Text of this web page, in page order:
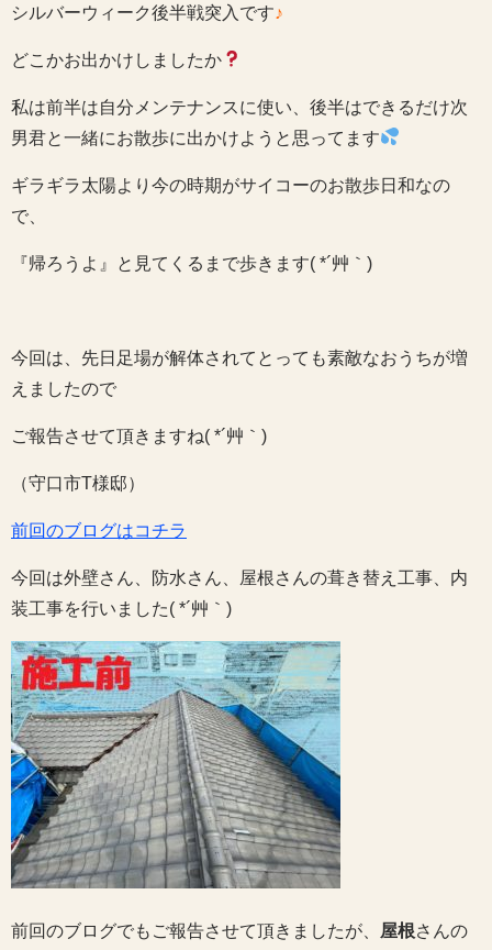
シルバーウィーク後半戦突入です♪
どこかお出かけしましたか
私は前半は自分メンテナンスに使い、後半はできるだけ次
男君と一緒にお散歩に出かけようと思ってます
ギラギラ太陽より今の時期がサイコーのお散歩日和なの
で、
『帰ろうよ』と見てくるまで歩きます( *´艸｀)
今回は、先日足場が解体されてとっても素敵なおうちが増
えましたので
ご報告させて頂きますね( *´艸｀)
（守口市T様邸）
前回のブログはコチラ
今回は外壁さん、防水さん、屋根さんの葺き替え工事、内
装工事を行いました( *´艸｀)
前回のブログでもご報告させて頂きましたが、 屋根さんの